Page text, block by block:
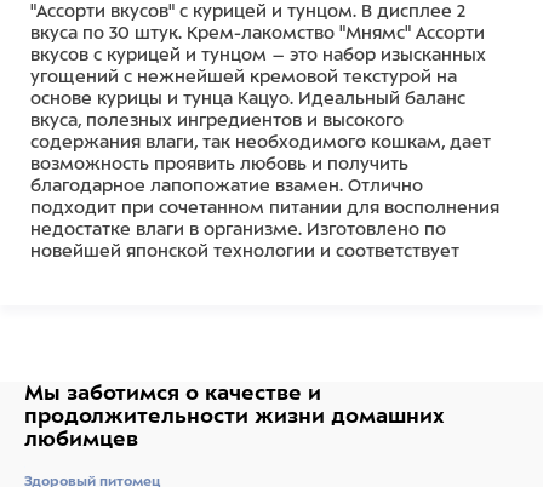
"Ассорти вкусов" с курицей и тунцом. В дисплее 2
вкуса по 30 штук. Крем-лакомство "Мнямс" Ассорти
вкусов с курицей и тунцом – это набор изысканных
угощений с нежнейшей кремовой текстурой на
основе курицы и тунца Кацуо. Идеальный баланс
вкуса, полезных ингредиентов и высокого
содержания влаги, так необходимого кошкам, дает
возможность проявить любовь и получить
благодарное лапопожатие взамен. Отлично
подходит при сочетанном питании для восполнения
недостатке влаги в организме. Изготовлено по
новейшей японской технологии и соответствует
курицей.
СОСТАВ: курица (25%), экстракт тунца (2%), гидролизат
белка рыбы (треска) (1%), олигосахариды,
агент, аминокислоты, витамин Е, натуральный
Мы заботимся о качестве и
продолжительности жизни домашних
любимцев
Здоровый питомец